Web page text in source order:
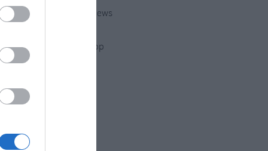
Google News
WhatsApp